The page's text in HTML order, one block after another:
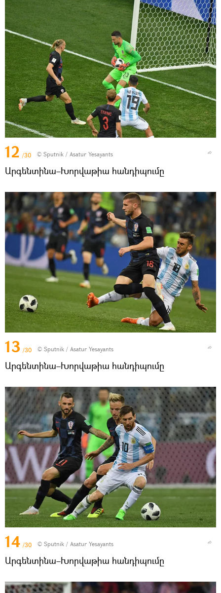
12 /30 © Sputnik / Asatur Yesayants
Արգենտինա–Խորվաթիա հանդիպումը
13 /30 © Sputnik / Asatur Yesayants
Արգենտինա–Խորվաթիա հանդիպումը
14 /30 © Sputnik / Asatur Yesayants
Արգենտինա–Խորվաթիա հանդիպումը